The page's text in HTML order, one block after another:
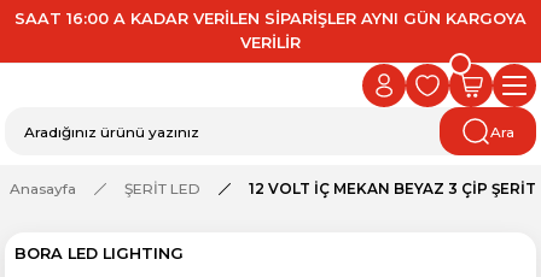
SAAT 16:00 A KADAR VERİLEN SİPARİŞLER AYNI GÜN KARGOYA
VERİLİR
Ara
Anasayfa ŞERİT LED 12 VOLT İÇ MEKAN BEYAZ 3 ÇİP ŞERİT
BORA LED LIGHTING